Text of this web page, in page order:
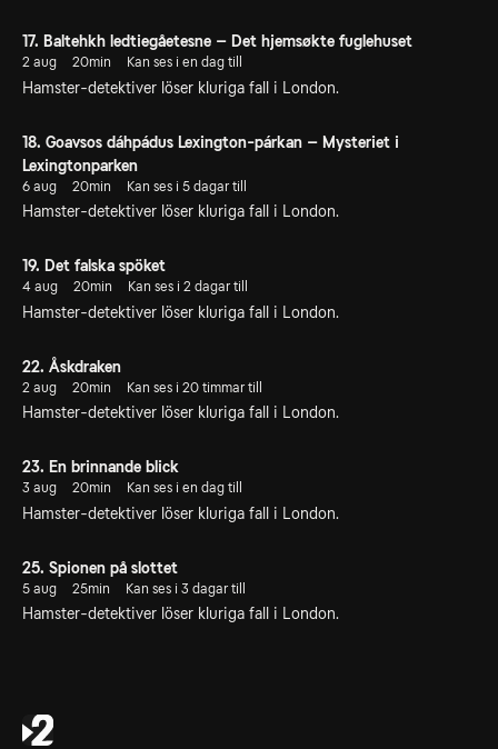
17. Baltehkh ledtiegåetesne – Det hjemsøkte fuglehuset
2 aug 20min Kan ses i en dag till
Hamster-detektiver löser kluriga fall i London.
18. Goavsos dáhpádus Lexington-párkan – Mysteriet i
Lexingtonparken
6 aug 20min Kan ses i 5 dagar till
Hamster-detektiver löser kluriga fall i London.
19. Det falska spöket
4 aug 20min Kan ses i 2 dagar till
Hamster-detektiver löser kluriga fall i London.
22. Åskdraken
2 aug 20min Kan ses i 20 timmar till
Hamster-detektiver löser kluriga fall i London.
23. En brinnande blick
3 aug 20min Kan ses i en dag till
Hamster-detektiver löser kluriga fall i London.
25. Spionen på slottet
5 aug 25min Kan ses i 3 dagar till
Hamster-detektiver löser kluriga fall i London.